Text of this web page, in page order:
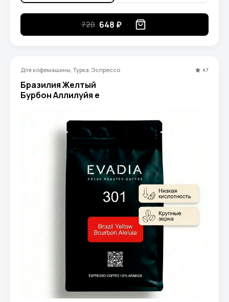
720 648 ₽
Для кофемашины, Турка, Эспрессо 4.7
Бразилия Желтый
Бурбон Аллилуйя e